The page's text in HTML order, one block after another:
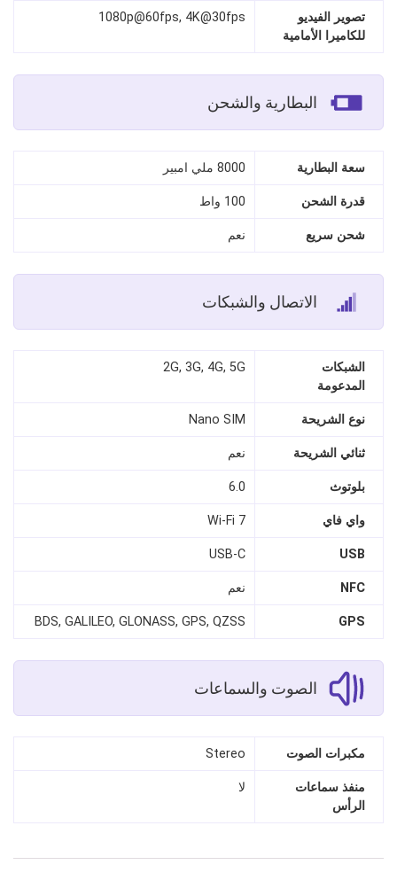
تصوير الفيديو
للكاميرا الأمامية
1080p@60fps, 4K@30fps
البطارية والشحن
سعة البطارية 8000 ملي امبير
قدرة الشحن 100 واط
شحن سريع نعم
الاتصال والشبكات
الشبكات
المدعومة
2G, 3G, 4G, 5G
نوع الشريحة Nano SIM
ثنائي الشريحة نعم
بلوتوث 6.0
واي فاي Wi-Fi 7
USB
USB-C
NFC نعم
GPS
BDS, GALILEO, GLONASS, GPS, QZSS
الصوت والسماعات
مكبرات الصوت Stereo
منفذ سماعات
الرأس
لا